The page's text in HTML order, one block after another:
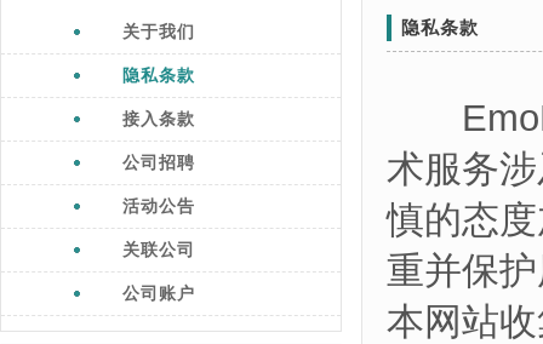
关于我们
隐私条款
接入条款
公司招聘
活动公告
关联公司
公司账户
隐私条款
术服务
慎的态
重并保
本网站